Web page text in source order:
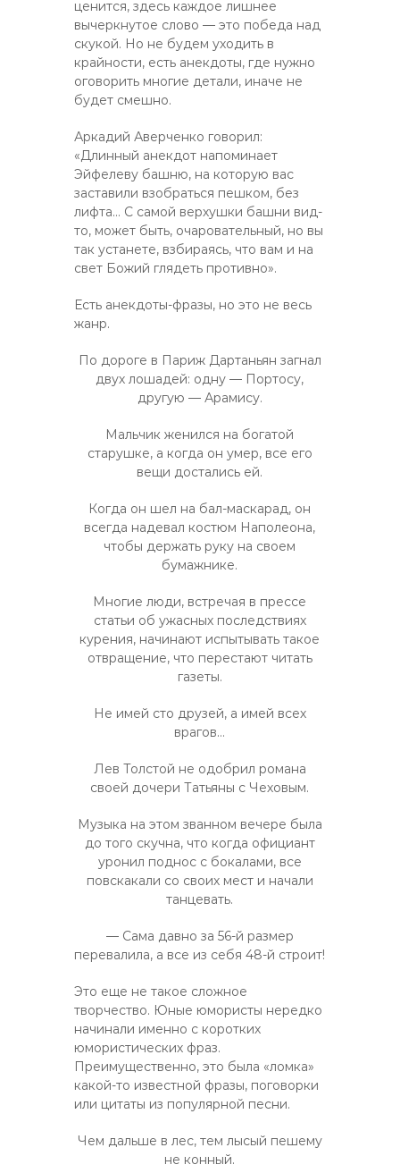
ценится, здесь каждое лишнее
вычеркнутое слово — это победа над
скукой. Но не будем уходить в
крайности, есть анекдоты, где нужно
оговорить многие детали, иначе не
будет смешно.
Аркадий Аверченко говорил:
«Длинный анекдот напоминает
Эйфелеву башню, на которую вас
заставили взобраться пешком, без
лифта… С самой верхушки башни вид-
то, может быть, очаровательный, но вы
так устанете, взбираясь, что вам и на
свет Божий глядеть противно».
Есть анекдоты-фразы, но это не весь
жанр.
По дороге в Париж Дартаньян загнал
двух лошадей: одну — Портосу,
другую — Арамису.
Мальчик женился на богатой
старушке, а когда он умер, все его
вещи достались ей.
Когда он шел на бал-маскарад, он
всегда надевал костюм Наполеона,
чтобы держать руку на своем
бумажнике.
Многие люди, встречая в прессе
статьи об ужасных последствиях
курения, начинают испытывать такое
отвращение, что перестают читать
газеты.
Не имей сто друзей, а имей всех
врагов…
Лев Толстой не одобрил романа
своей дочери Татьяны с Чеховым.
Музыка на этом званном вечере была
до того скучна, что когда официант
уронил поднос с бокалами, все
повскакали со своих мест и начали
танцевать.
— Сама давно за 56-й размер
перевалила, а все из себя 48-й строит!
Это еще не такое сложное
творчество. Юные юмористы нередко
начинали именно с коротких
юмористических фраз.
Преимущественно, это была «ломка»
какой-то известной фразы, поговорки
или цитаты из популярной песни.
Чем дальше в лес, тем лысый пешему
не конный.